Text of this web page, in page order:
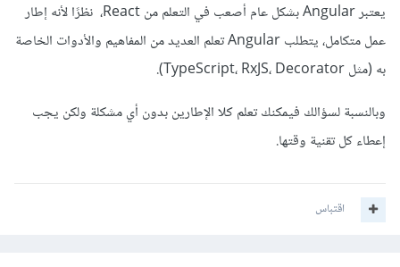
يعتبر Angular بشكل عام أصعب في التعلم من React، نظرًا لأنه إطار
عمل متكامل، يتطلب Angular تعلم العديد من المفاهيم والأدوات الخاصة
به (مثل TypeScript، RxJS، Decorator).
وبالنسبة لسؤالك فيمكنك تعلم كلا الإطارين بدون أي مشكلة ولكن يجب
إعطاء كل تقنية وقتها.
اقتباس